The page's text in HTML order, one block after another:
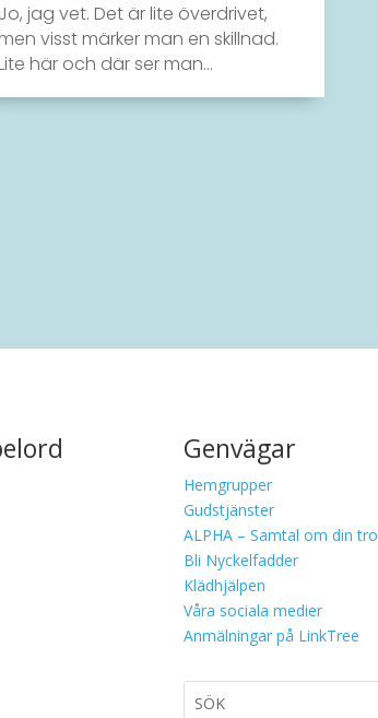
Jo, jag vet. Det är lite överdrivet,
visst märker man en skillnad.
här och där ser man...
Genvägar
Hemgrupper
Gudstjänster
ALPHA – Samtal om din tro
Bli Nyckelfadder
Klädhjälpen
Våra sociala medier
Anmälningar på LinkTree